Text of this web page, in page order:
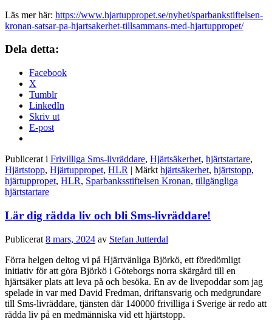
Läs mer här: https://www.hjartuppropet.se/nyhet/sparbankstiftelsen-
kronan-satsar-pa-hjartsakerhet-tillsammans-med-hjartuppropet/
Dela detta:
Facebook
X
Tumblr
LinkedIn
Skriv ut
E-post
Publicerat i Frivilliga Sms-livräddare, Hjärtsäkerhet, hjärtstartare,
Hjärtstopp, Hjärtuppropet, HLR | Märkt hjärtsäkerhet, hjärtstopp,
hjärtuppropet, HLR, Sparbanksstiftelsen Kronan, tillgängliga
hjärtstartare
Lär dig rädda liv och bli Sms-livräddare!
Publicerat 8 mars, 2024 av Stefan Jutterdal
Förra helgen deltog vi på Hjärtvänliga Björkö, ett föredömligt
initiativ för att göra Björkö i Göteborgs norra skärgård till en
hjärtsäker plats att leva på och besöka. En av de livepoddar som jag
spelade in var med David Fredman, driftansvarig och medgrundare
till Sms-livräddare, tjänsten där 140000 frivilliga i Sverige är redo att
rädda liv på en medmänniska vid ett hjärtstopp.